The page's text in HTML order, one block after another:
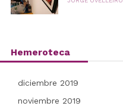
Hemeroteca
diciembre 2019
noviembre 2019